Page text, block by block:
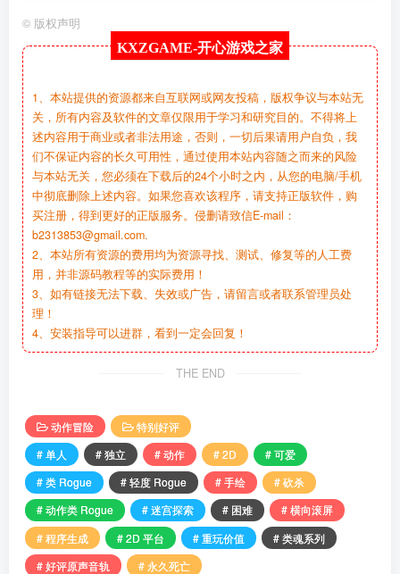
© 版权声明
KXZGAME-开心游戏之家
1、本站提供的资源都来自互联网或网友投稿，版权争议与本站无
关，所有内容及软件的文章仅限用于学习和研究目的。不得将上
述内容用于商业或者非法用途，否则，一切后果请用户自负，我
们不保证内容的长久可用性，通过使用本站内容随之而来的风险
与本站无关，您必须在下载后的24个小时之内，从您的电脑/手机
中彻底删除上述内容。如果您喜欢该程序，请支持正版软件，购
买注册，得到更好的正版服务。侵删请致信E-mail：
b2313853@gmail.com.
2、本站所有资源的费用均为资源寻找、测试、修复等的人工费
用，并非源码教程等的实际费用！
3、如有链接无法下载、失效或广告，请留言或者联系管理员处
理！
4、安装指导可以进群，看到一定会回复！
THE END
动作冒险
特别好评
# 单人
# 独立 # 动作 # 2D
# 可爱
# 类 Rogue
# 轻度 Rogue # 手绘
# 砍杀
# 动作类 Rogue
# 迷宫探索 # 困难
# 横向滚屏
# 程序生成
# 2D 平台 # 重玩价值
# 类魂系列
# 好评原声音轨
# 永久死亡